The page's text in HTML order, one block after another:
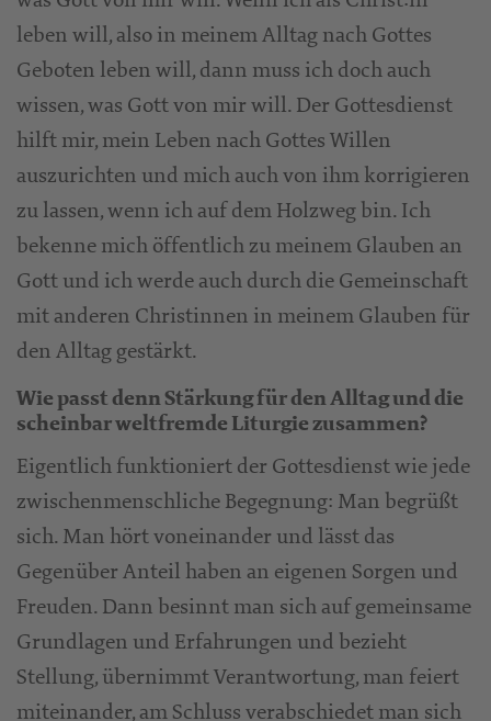
leben will, also in meinem Alltag nach Gottes
Geboten leben will, dann muss ich doch auch
wissen, was Gott von mir will. Der Gottesdienst
hilft mir, mein Leben nach Gottes Willen
auszurichten und mich auch von ihm korrigieren
zu lassen, wenn ich auf dem Holzweg bin. Ich
bekenne mich öffentlich zu meinem Glauben an
Gott und ich werde auch durch die Gemeinschaft
mit anderen Christinnen in meinem Glauben für
den Alltag gestärkt.
Wie passt denn Stärkung für den Alltag und die
scheinbar weltfremde Liturgie zusammen?
Eigentlich funktioniert der Gottesdienst wie jede
zwischenmenschliche Begegnung: Man begrüßt
sich. Man hört voneinander und lässt das
Gegenüber Anteil haben an eigenen Sorgen und
Freuden. Dann besinnt man sich auf gemeinsame
Grundlagen und Erfahrungen und bezieht
Stellung, übernimmt Verantwortung, man feiert
miteinander, am Schluss verabschiedet man sich